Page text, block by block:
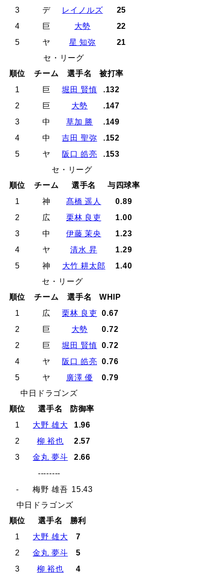
3
デ レイノルズ
25
4
巨 大勢
22
5
ヤ 星 知弥
21
セ・リーグ
順位
チーム 選手名
被打率
1
巨 堀田 賢慎
.132
2
巨 大勢
.147
3
中 草加 勝
.149
4
中 吉田 聖弥
.152
5
ヤ 阪口 皓亮
.153
セ・リーグ
順位
チーム 選手名
与四球率
1
神 髙橋 遥人
0.89
2
広 栗林 良吏
1.00
3
中 伊藤 茉央
1.23
4
ヤ 清水 昇
1.29
5
神 大竹 耕太郎
1.40
セ・リーグ
順位
チーム 選手名
WHIP
1
広 栗林 良吏
0.67
2
巨 大勢
0.72
2
巨 堀田 賢慎
0.72
4
ヤ 阪口 皓亮
0.76
5
ヤ 廣澤 優
0.79
中日ドラゴンズ
順位
選手名
防御率
1
大野 雄大
1.96
2
柳 裕也
2.57
3
金丸 夢斗
2.66
--------
-
梅野 雄吾 15.43
中日ドラゴンズ
順位
選手名
勝利
1
大野 雄大
7
2
金丸 夢斗
5
3
柳 裕也 4